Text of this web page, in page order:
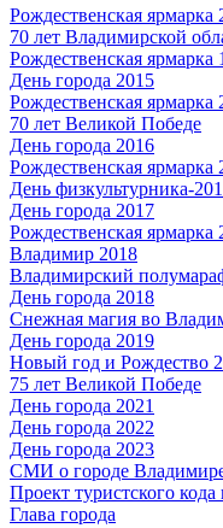
Рождественская ярмарка
70 лет Владимирской
Рождественская ярмарка
День города 2015
Рождественская
70 лет Великой Победе
День города 2016
Рождественская
День физкультурника-
День города 2017
Рождественская
Владимир 2018
Владимирский
День города 2018
Снежная магия во
День города 2019
Новый год и Рождество
75 лет Великой Победе
День города 2021
День города 2022
День города 2023
СМИ о городе
Проект туристского
Глава города